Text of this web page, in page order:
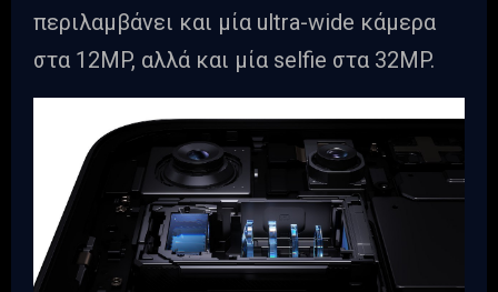
περιλαμβάνει και μία ultra-wide κάμερα
στα 12MP, αλλά και μία selfie στα 32MP.